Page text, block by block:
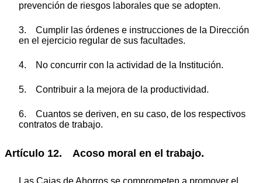
prevención de riesgos laborales que se adopten.
3. Cumplir las órdenes e instrucciones de la Dirección
en el ejercicio regular de sus facultades.
4. No concurrir con la actividad de la Institución.
5. Contribuir a la mejora de la productividad.
6. Cuantos se deriven, en su caso, de los respectivos
contratos de trabajo.
Artículo 12. Acoso moral en el trabajo.
Las Cajas de Ahorros se comprometen a promover el